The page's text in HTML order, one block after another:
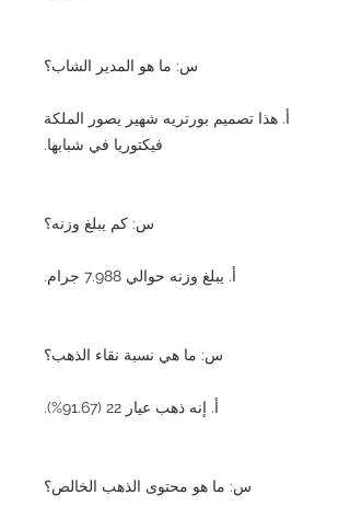
س: ما هو المدير الشاب؟
أ. هذا تصميم بورتريه شهير يصور الملكة
فيكتوريا في شبابها.
س: كم يبلغ وزنه؟
أ. يبلغ وزنه حوالي 7.988 جرام.
س: ما هي نسبة نقاء الذهب؟
أ. إنه ذهب عيار 22 (91.67%).
س: ما هو محتوى الذهب الخالص؟